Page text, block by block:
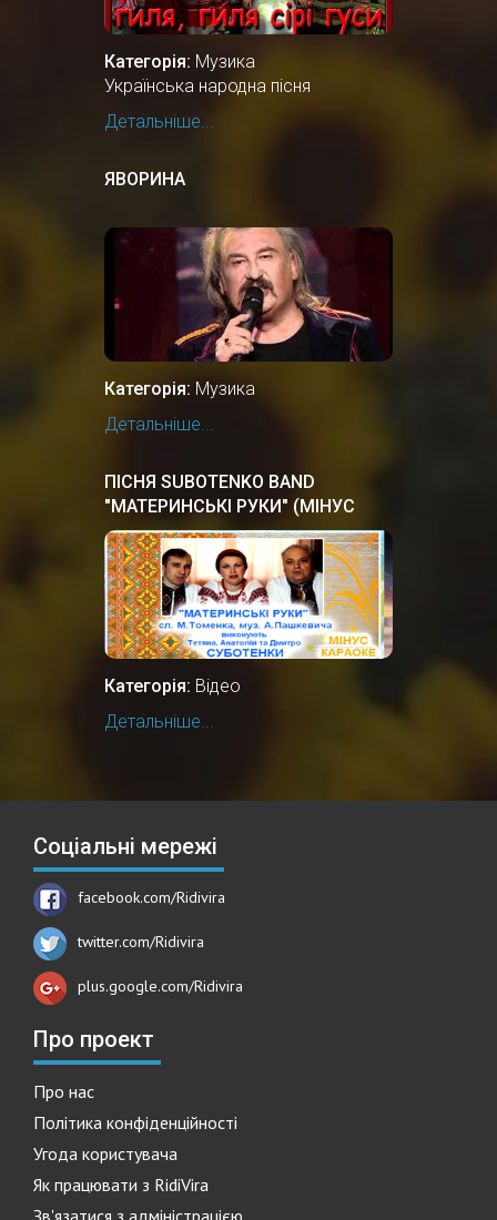
Категорія: Музика
Українська народна пісня
Детальніше...
ЯВОРИНА
Категорія: Музика
Детальніше...
ПІСНЯ SUBOTENKO BAND
"МАТЕРИНСЬКІ РУКИ" (МІНУС
КАРАОКЕ)
Категорія: Відео
Детальніше...
Соціальні мережі
facebook.com/Ridivira
twitter.com/Ridivira
plus.google.com/Ridivira
Про проект
Про нас
Політика конфіденційності
Угода користувача
Як працювати з RidiVira
Зв'язатися з адміністрацією